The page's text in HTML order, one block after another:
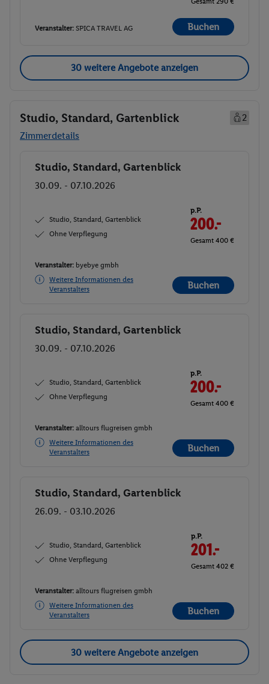
Veranstalter: SPICA TRAVEL AG Buchen
30 weitere Angebote anzeigen
Studio, Standard, Gartenblick
2
Zimmerdetails
Buchen
Studio, Standard, Gartenblick
30.09. - 07.10.2026
Studio, Standard, Gartenblick
Ohne Verpflegung
p.P.
200.-
Gesamt 400 €
Veranstalter: byebye gmbh
Weitere Informationen des
Veranstalters
Buchen
Buchen
Studio, Standard, Gartenblick
30.09. - 07.10.2026
Studio, Standard, Gartenblick
Ohne Verpflegung
p.P.
200.-
Gesamt 400 €
Veranstalter: alltours flugreisen gmbh
Weitere Informationen des
Veranstalters
Buchen
Buchen
Studio, Standard, Gartenblick
26.09. - 03.10.2026
Studio, Standard, Gartenblick
Ohne Verpflegung
p.P.
201.-
Gesamt 402 €
Veranstalter: alltours flugreisen gmbh
Weitere Informationen des
Veranstalters
Buchen
30 weitere Angebote anzeigen